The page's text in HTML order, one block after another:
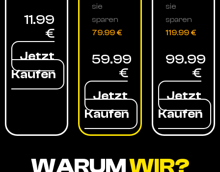
11.99
€
Jetzt
Kaufen
sie
sparen
79.99 €
59.99
€
Jetzt
Kaufen
sie
sparen
119.99 €
99.99
€
Jetzt
Kaufen
WARUMWIR?